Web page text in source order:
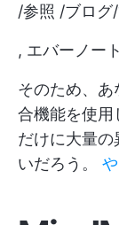
/参照 /ブロ
, エバーノート
そのため、
合機能を使用
だけに大量の
いだろう。